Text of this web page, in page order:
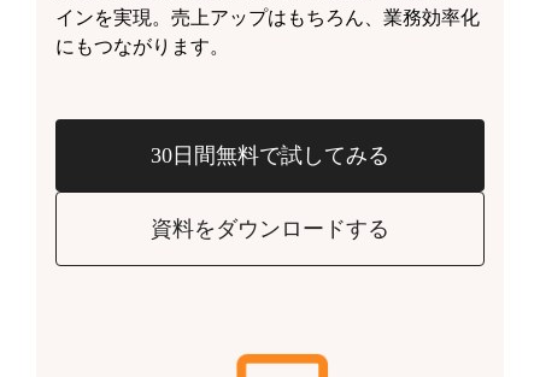
インを実現。売上アップはもちろん、業務効率化
にもつながります。
30日間無料で試してみる
資料をダウンロードする